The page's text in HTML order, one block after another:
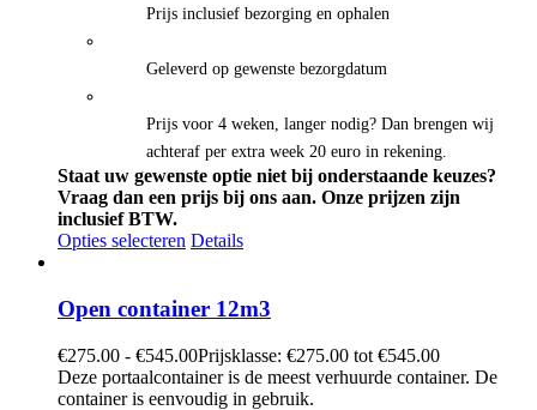
Prijs inclusief bezorging en ophalen
Geleverd op gewenste bezorgdatum
Prijs voor 4 weken, langer nodig? Dan brengen wij
achteraf per extra week 20 euro in rekening.
Staat uw gewenste optie niet bij onderstaande keuzes?
Vraag dan een prijs bij ons aan. Onze prijzen zijn
inclusief BTW.
Opties selecteren Details
Open container 12m3
€275.00 - €545.00Prijsklasse: €275.00 tot €545.00
Deze portaalcontainer is de meest verhuurde container. De
container is eenvoudig in gebruik.